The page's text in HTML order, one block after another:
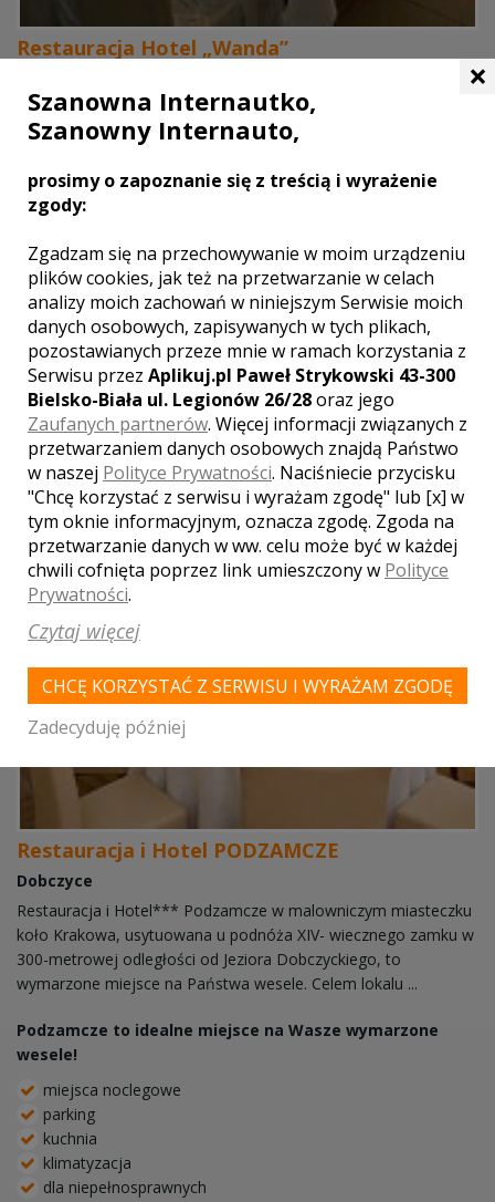
Restauracja Hotel „Wanda”
Restauracja Wanda zaprasza w swe nowe wnętrza z piękną
aranżacją weselną, która zachwyca. Nasi czterej kucharze
mając do pomocy trzy osoby w kuchni. Natomiast ...
parking
kuchnia
klimatyzacja
Restauracja i Hotel PODZAMCZE
Dobczyce
Restauracja i Hotel*** Podzamcze w malowniczym miasteczku
koło Krakowa, usytuowana u podnóża XIV- wiecznego zamku w
300-metrowej odległości od Jeziora Dobczyckiego, to
wymarzone miejsce na Państwa wesele. Celem lokalu ...
Podzamcze to idealne miejsce na Wasze wymarzone
wesele!
miejsca noclegowe
parking
kuchnia
klimatyzacja
dla niepełnosprawnych
×
Szanowna Internautko,
Szanowny Internauto,
prosimy o zapoznanie się z treścią i wyrażenie
zgody:
Zgadzam się na przechowywanie w moim urządzeniu
plików cookies, jak też na przetwarzanie w celach
analizy moich zachowań w niniejszym Serwisie moich
danych osobowych, zapisywanych w tych plikach,
pozostawianych przeze mnie w ramach korzystania z
Serwisu przez Aplikuj.pl Paweł Strykowski 43-300
Bielsko-Biała ul. Legionów 26/28oraz jego
Zaufanych partnerów. Więcej informacji związanych z
przetwarzaniem danych osobowych znajdą Państwo
w naszej Polityce Prywatności. Naciśniecie przycisku
"Chcę korzystać z serwisu i wyrażam zgodę" lub [x] w
tym oknie informacyjnym, oznacza zgodę. Zgoda na
przetwarzanie danych w ww. celu może być w każdej
chwili cofnięta poprzez link umieszczony w Polityce
Prywatności.
Czytaj więcej
CHCĘ KORZYSTAĆ Z SERWISU I WYRAŻAM ZGODĘ
Zadecyduję później